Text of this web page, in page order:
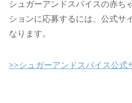
シュガーアンドスパイスの赤ち
ションに応募するには、公式サ
なります。
>>シュガーアンドスパイス公式